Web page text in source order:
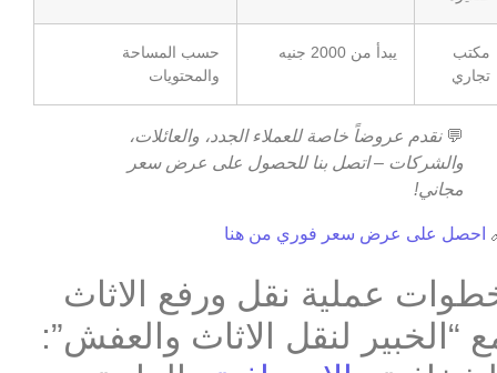
مكتب
تجاري
يبدأ من 2000 جنيه
حسب المساحة
والمحتويات
💬نقدم عروضاً خاصة للعملاء الجدد، والعائلات،
والشركات – اتصل بنا للحصول على عرض سعر
مجاني!
احصل على عرض سعر فوري من هنا
عملية نقل ورفع الاثاث
“الخبير لنقل الاثاث والعفش”: